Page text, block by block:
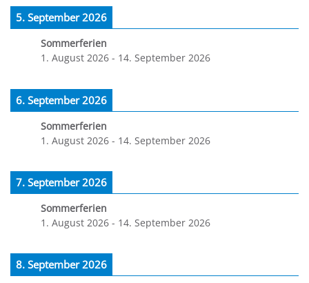
5. September 2026
Sommerferien
1. August 2026 - 14. September 2026
6. September 2026
Sommerferien
1. August 2026 - 14. September 2026
7. September 2026
Sommerferien
1. August 2026 - 14. September 2026
8. September 2026